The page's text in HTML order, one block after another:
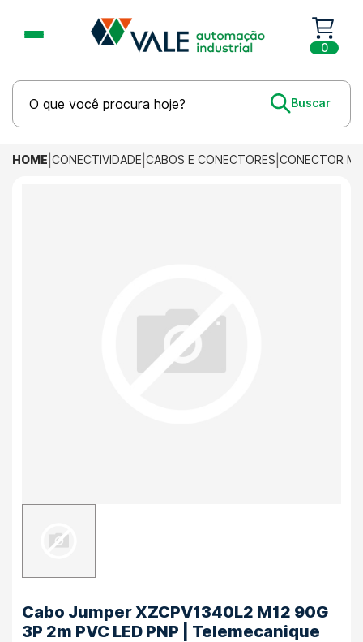
0
HOME CONECTIVIDADE CABOS E CONECTORES CONECTOR
Cabo Jumper XZCPV1340L2 M12 90G
3P 2m PVC LED PNP | Telemecanique